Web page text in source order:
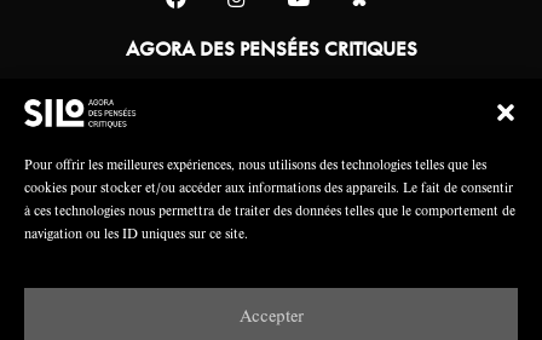
Pour offrir les meilleures expériences, nous utilisons des technologies telles que les
cookies pour stocker et/ou accéder aux informations des appareils. Le fait de consentir
à ces technologies nous permettra de traiter des données telles que le comportement de
navigation ou les ID uniques sur ce site.
Accepter
AGORA DES PENSÉES CRITIQUES